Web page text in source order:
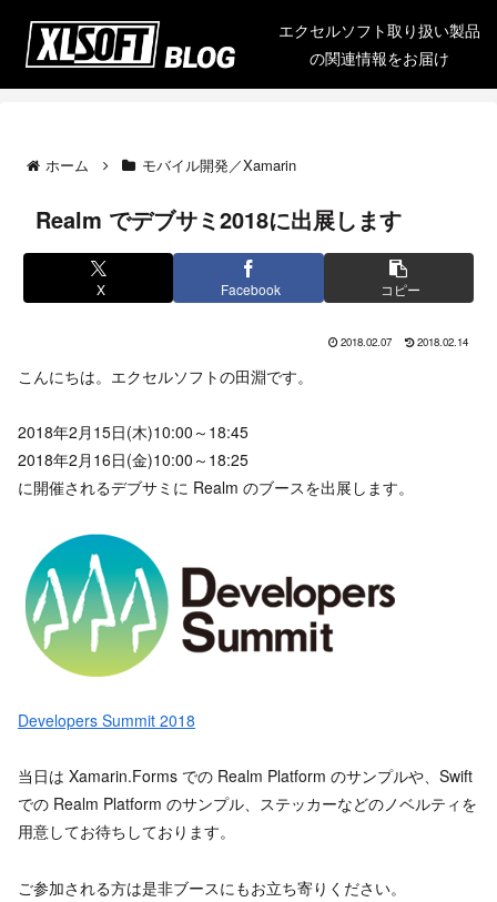
エクセルソフト取り扱い製品
の関連情報をお届け
ホーム モバイル開発／Xamarin
Realm でデブサミ2018に出展します
X Facebook コピー
2018.02.07 2018.02.14
こんにちは。エクセルソフトの田淵です。
2018年2月15日(木)10:00～18:45
2018年2月16日(金)10:00～18:25
に開催されるデブサミに Realm のブースを出展します。
Developers Summit 2018
当日は Xamarin.Forms での Realm Platform のサンプルや、Swift
での Realm Platform のサンプル、ステッカーなどのノベルティを
用意してお待ちしております。
ご参加される方は是非ブースにもお立ち寄りください。